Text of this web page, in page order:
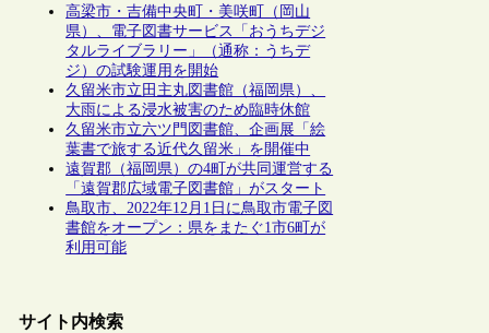
高梁市・吉備中央町・美咲町（岡山
県）、電子図書サービス「おうちデジ
タルライブラリー」（通称：うちデ
ジ）の試験運用を開始
久留米市立田主丸図書館（福岡県）、
大雨による浸水被害のため臨時休館
久留米市立六ツ門図書館、企画展「絵
葉書で旅する近代久留米」を開催中
遠賀郡（福岡県）の4町が共同運営する
「遠賀郡広域電子図書館」がスタート
鳥取市、2022年12月1日に鳥取市電子図
書館をオープン：県をまたぐ1市6町が
利用可能
サイト内検索